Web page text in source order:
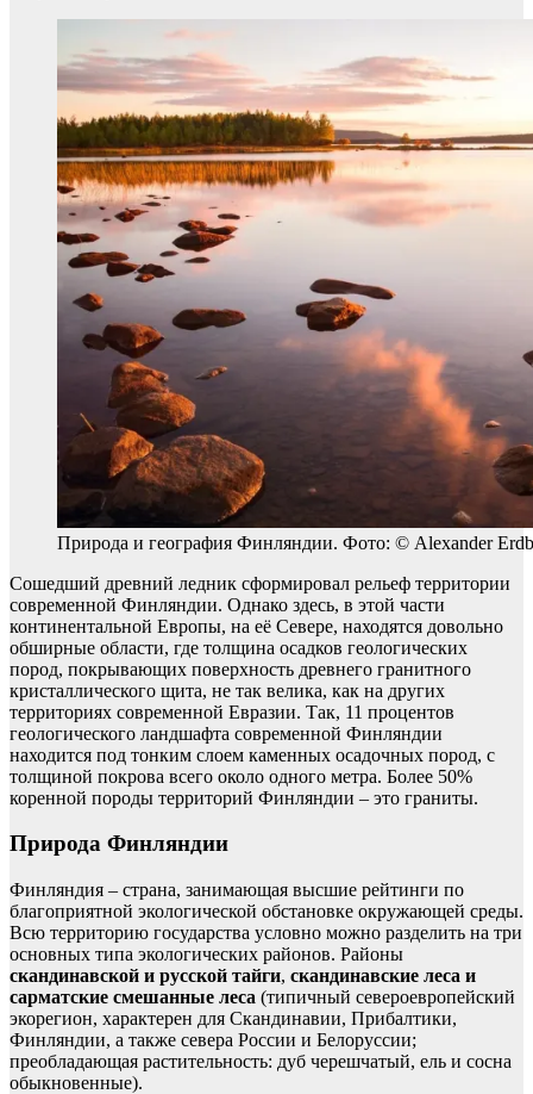
Природа и география Финляндии. Фото: © Alexander
Сошедший древний ледник сформировал рельеф территории
современной Финляндии. Однако здесь, в этой части
континентальной Европы, на её Севере, находятся довольно
обширные области, где толщина осадков геологических
пород, покрывающих поверхность древнего гранитного
кристаллического щита, не так велика, как на других
территориях современной Евразии. Так, 11 процентов
геологического ландшафта современной Финляндии
находится под тонким слоем каменных осадочных пород, с
толщиной покрова всего около одного метра. Более 50%
коренной породы территорий Финляндии – это граниты.
Природа Финляндии
Финляндия – страна, занимающая высшие рейтинги по
благоприятной экологической обстановке окружающей среды.
Всю территорию государства условно можно разделить на три
основных типа экологических районов. Районы
скандинавской и русской тайги, скандинавские леса и
сарматские смешанные леса (типичный североевропейский
экорегион, характерен для Скандинавии, Прибалтики,
Финляндии, а также севера России и Белоруссии;
преобладающая растительность: дуб черешчатый, ель и сосна
обыкновенные).